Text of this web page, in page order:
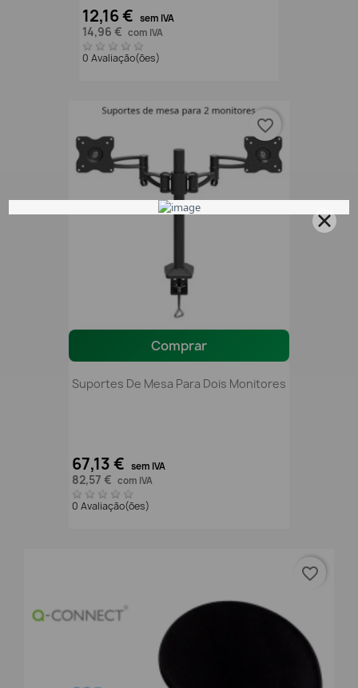
12,16 € sem IVA
14,96 € com IVA
0 Avaliação(ões)
Comprar
Suportes De Mesa Para Dois Monitores
67,13 € sem IVA
82,57 € com IVA
0 Avaliação(ões)
favorite_border
favorite_border